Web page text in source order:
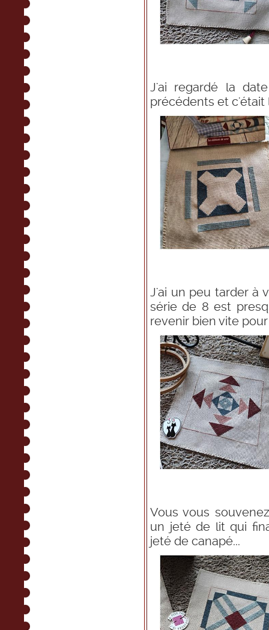
J'ai regardé la
précédents et
J'ai un peu tarder à
série de 8 est
revenir bien vite
Vous vous
un jeté de lit qui
jeté de canapé...